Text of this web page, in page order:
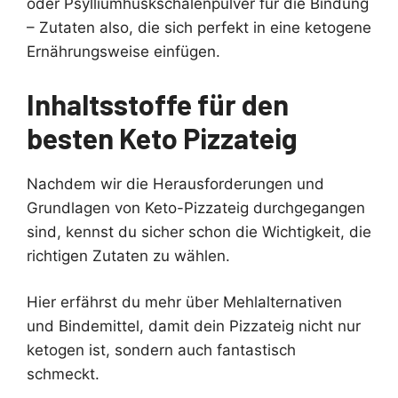
oder Psylliumhuskschalenpulver für die Bindung
– Zutaten also, die sich perfekt in eine ketogene
Ernährungsweise einfügen.
Inhaltsstoffe für den
besten Keto Pizzateig
Nachdem wir die Herausforderungen und
Grundlagen von Keto-Pizzateig durchgegangen
sind, kennst du sicher schon die Wichtigkeit, die
richtigen Zutaten zu wählen.
Hier erfährst du mehr über Mehlalternativen
und Bindemittel, damit dein Pizzateig nicht nur
ketogen ist, sondern auch fantastisch
schmeckt.